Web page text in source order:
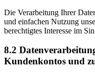
Die Verarbeitung Ihrer
und einfachen Nutzung
berechtigtes Interesse im
8.2
Kundenkontos und